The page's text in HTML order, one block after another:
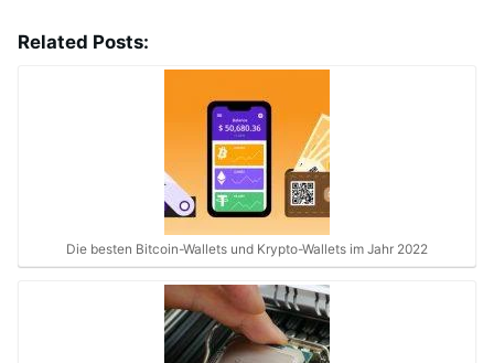
Related Posts:
Die besten Bitcoin-Wallets und Krypto-Wallets im Jahr 2022